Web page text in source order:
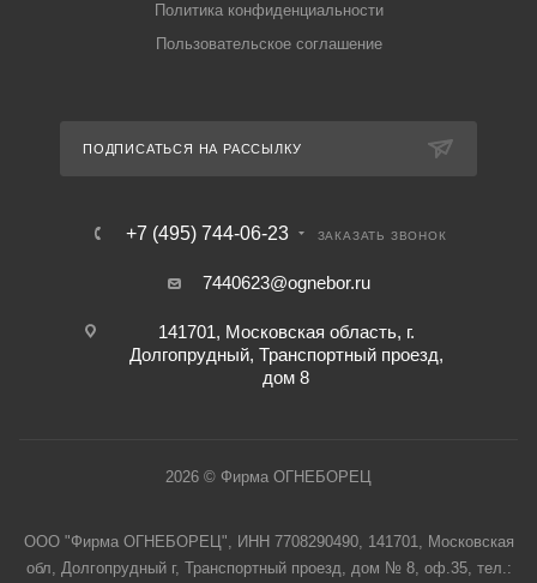
Политика конфиденциальности
Пользовательское соглашение
ПОДПИСАТЬСЯ НА РАССЫЛКУ
+7 (495) 744-06-23 ЗАКАЗАТЬ ЗВОНОК
7440623@ognebor.ru
141701, Московская область, г.
Долгопрудный, Транспортный проезд,
дом 8
2026 © Фирма ОГНЕБОРЕЦ
ООО "Фирма ОГНЕБОРЕЦ", ИНН 7708290490, 141701, Московская
обл, Долгопрудный г, Транспортный проезд, дом № 8, оф.35, тел.: